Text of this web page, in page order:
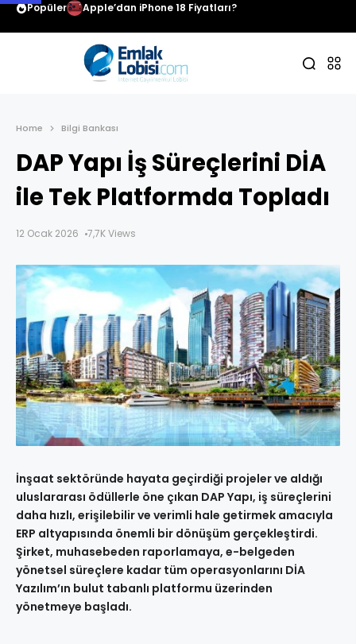
Popüler Apple’dan iPhone 18 Fiyatları?
Home Bilgi Bankası
DAP Yapı İş Süreçlerini DİA
ile Tek Platformda Topladı
12 Ocak 2026 7,7K Views
İnşaat sektöründe hayata geçirdiği projeler ve aldığı
uluslararası ödüllerle öne çıkan DAP Yapı, iş süreçlerini
daha hızlı, erişilebilir ve verimli hale getirmek amacıyla
ERP altyapısında önemli bir dönüşüm gerçekleştirdi.
Şirket, muhasebeden raporlamaya, e-belgeden
yönetsel süreçlere kadar tüm operasyonlarını DİA
Yazılım’ın bulut tabanlı platformu üzerinden
yönetmeye başladı.